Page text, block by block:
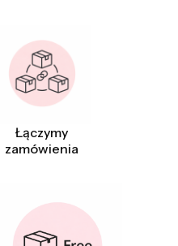
Łączymy
zamówienia